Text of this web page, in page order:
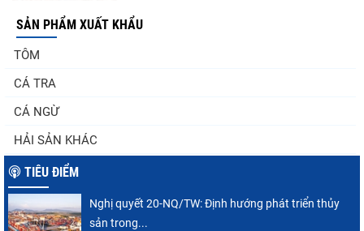
VASEP chào đón Công ty Cổ phần Thương
SẢN PHẨM XUẤT KHẨU
TÔM
CÁ TRA
CÁ NGỪ
HẢI SẢN KHÁC
TIÊU ĐIỂM
Nghị quyết 20-NQ/TW: Định hướng phát triển thủy
sản trong...